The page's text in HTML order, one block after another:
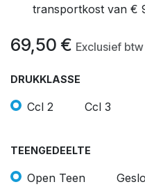
transportkost van €
69,50 € Exclusief btw
DRUKKLASSE
Ccl 2 Ccl 3
TEENGEDEELTE
Open Teen